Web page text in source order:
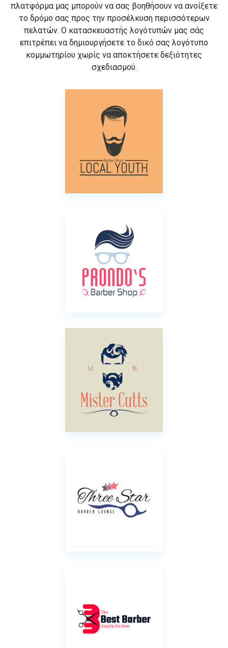
πλατφόρμα μας μπορούν να σας βοηθήσουν να ανοίξετε
το δρόμο σας προς την προσέλκυση περισσότερων
πελατών. Ο κατασκευαστής λογότυπών μας σάς
επιτρέπει να δημιουργήσετε το δικό σας λογότυπο
κομμωτηρίου χωρίς να αποκτήσετε δεξιότητες
σχεδιασμού.